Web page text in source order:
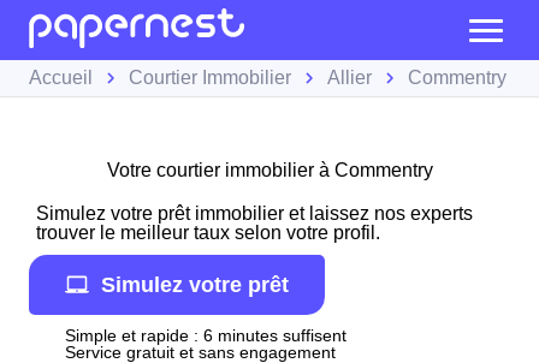
Accueil Courtier Immobilier Allier Commentry
Votre courtier immobilier à Commentry
Simulez votre prêt immobilier et laissez nos experts
trouver le meilleur taux selon votre profil.
Simulez votre prêt
Simple et rapide : 6 minutes suffisent
Service gratuit et sans engagement